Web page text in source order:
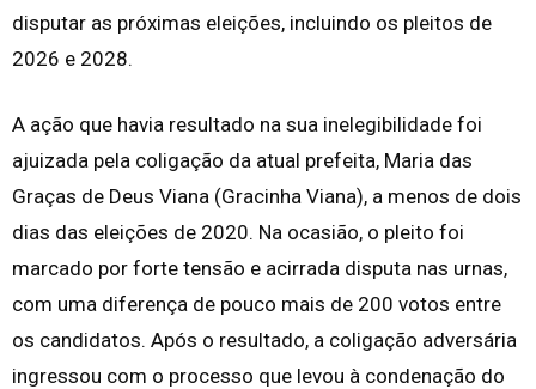
disputar as próximas eleições, incluindo os pleitos de
2026 e 2028.
A ação que havia resultado na sua inelegibilidade foi
ajuizada pela coligação da atual prefeita, Maria das
Graças de Deus Viana (Gracinha Viana), a menos de dois
dias das eleições de 2020. Na ocasião, o pleito foi
marcado por forte tensão e acirrada disputa nas urnas,
com uma diferença de pouco mais de 200 votos entre
os candidatos. Após o resultado, a coligação adversária
ingressou com o processo que levou à condenação do